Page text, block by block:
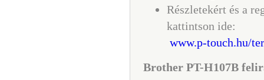
Részletekért és a
kattintson ide:
www.p-touch.hu/
Brother PT-H107B